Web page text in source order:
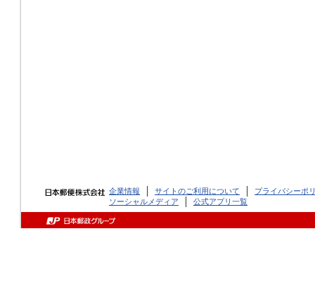
企業情報 サイトのご利用について
プライバシーポ
ソーシャルメディア
公式アプリ一覧